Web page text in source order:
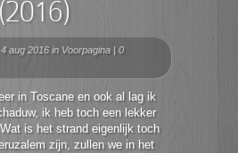
aug 2016 in Voorpagina | 0
in Toscane en ook al lag ik
ik heb toch een lekker
is het strand eigenlijk toch
zijn, zullen we in het